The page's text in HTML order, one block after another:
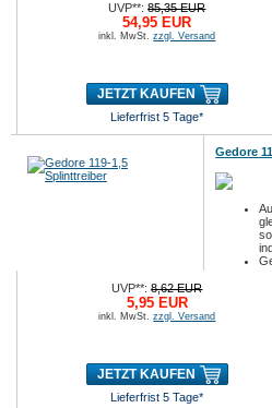
UVP**:85,35 EUR
54,95 EUR
inkl. MwSt.zzgl. Versand
JETZT KAUFEN
Lieferfrist 5 Tage*
Gedore
UVP**:8,62 EUR
5,95 EUR
inkl. MwSt.zzgl. Versand
JETZT KAUFEN
Lieferfrist 5 Tage*